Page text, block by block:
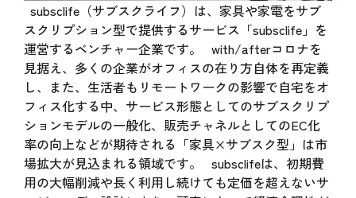
subsclife（サブスクライフ）は、家具や家電をサブ
スクリプション型で提供するサービス「subsclife」を
運営するベンチャー企業です。 with/afterコロナを
見据え、多くの企業がオフィスの在り方自体を再定義
し、また、生活者もリモートワークの影響で自宅をオ
フィス化する中、サービス形態としてのサブスクリプ
ションモデルの一般化、販売チャネルとしてのEC化
率の向上などが期待される「家具×サブスク型」は市
場拡大が見込まれる領域です。 subsclifeは、初期費
用の大幅削減や長く利用し続けても定価を超えないサ